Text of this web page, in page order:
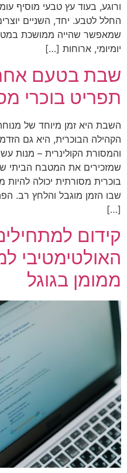
ורוגע, בעוד עץ טבעי מוסיף
החלל לטבע. יחד, השניים
שמאפשר שהייה ממושכת
יומיומי, ארוחות […]
שבת בטעם
תפריט בוכרי
השבת היא זמן מיוחד של
הקהילה הבוכרית, היא גם
והמסורת הקולינרית – מנות
שמזכירים את המטבח הביתי
בוכרית מסורתית יכולה להיות
שבו הזמן מוגבל והלחץ רב.
[…]
קידום
האולטימטיבי
ממומן בגוגל